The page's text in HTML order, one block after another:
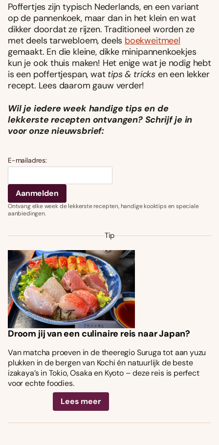
Poffertjes zijn typisch Nederlands, en een variant
op de pannenkoek, maar dan in het klein en wat
dikker doordat ze rijzen. Traditioneel worden ze
met deels tarwebloem, deels boekweitmeel
gemaakt. En die kleine, dikke minipannenkoekjes
kun je ook thuis maken! Het enige wat je nodig hebt
is een poffertjespan, wat tips & tricks en een lekker
recept. Lees daarom gauw verder!
Wil je iedere week handige tips en de
lekkerste recepten ontvangen? Schrijf je in
voor onze nieuwsbrief:
E-mailadres:
Ontvang elke week de lekkerste recepten, handige kooktips en speciale
aanbiedingen.
Tip
Droom jij van een culinaire reis naar Japan?
Van matcha proeven in de theeregio Suruga tot aan yuzu
plukken in de bergen van Kochi én natuurlijk de beste
izakaya’s in Tokio, Osaka en Kyoto – deze reis is perfect
voor echte foodies.
Lees meer